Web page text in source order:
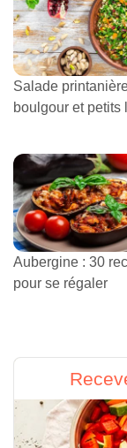
Salade
boulgour et petits
Aubergine : 30
pour se régaler